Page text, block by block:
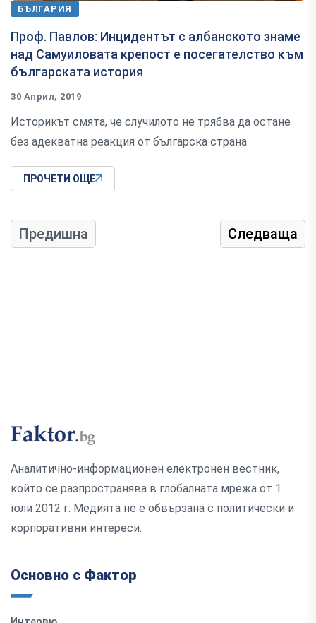
БЪЛГАРИЯ
Проф. Павлов: Инцидентът с албанското знаме
над Самуиловата крепост е посегателство към
българската история
30 Април, 2019
Историкът смята, че случилото не трябва да остане
без адекватна реакция от българска страна
ПРОЧЕТИ ОЩЕ
Предишна Следваща
Аналитично-информационен електронен вестник,
който се разпространява в глобалната мрежа от 1
юли 2012 г. Медията не е обвързана с политически и
корпоративни интереси.
Основно с Фактор